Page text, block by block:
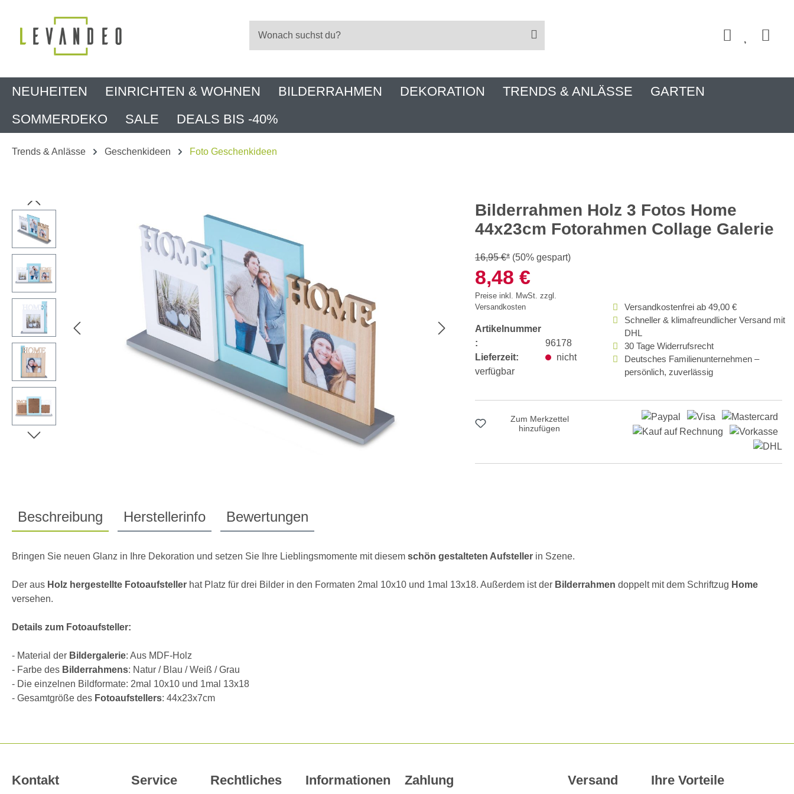
NEUHEITEN EINRICHTEN & WOHNEN BILDERRAHMEN DEKORATION TRENDS & ANLÄSSE
GARTEN
SOMMERDEKO
SALE DEALS BIS -40%
Trends & Anlässe Geschenkideen Foto Geschenkideen
Bildergalerie überspringen
Bilderrahmen Holz 3 Fotos Home
44x23cm Fotorahmen Collage Galerie
8,48 €
16,95 €* (50% gespart)
Preise inkl. MwSt. zzgl.
Versandkosten
Artikelnummer
:
96178
Lieferzeit:
nicht
verfügbar
Versandkostenfrei ab 49,00 €
Schneller & klimafreundlicher Versand mit
DHL
30 Tage Widerrufsrecht
Deutsches Familienunternehmen –
persönlich, zuverlässig
Zum Merkzettel
hinzufügen
Beschreibung Herstellerinfo Bewertungen
Bringen Sie neuen Glanz in Ihre Dekoration und setzen Sie Ihre Lieblingsmomente mit diesem schön gestalteten Aufsteller in Szene.
Der aus Holz hergestellte Fotoaufsteller hat Platz für drei Bilder in den Formaten 2mal 10x10 und 1mal 13x18. Außerdem ist der Bilderrahmen doppelt mit dem Schriftzug Home
versehen.
Details zum Fotoaufsteller:
- Material der Bildergalerie: Aus MDF-Holz
- Farbe des Bilderrahmens: Natur / Blau / Weiß / Grau
- Die einzelnen Bildformate: 2mal 10x10 und 1mal 13x18
- Gesamtgröße des Fotoaufstellers: 44x23x7cm
Kontakt Service Rechtliches Informationen Zahlung Versand Ihre Vorteile